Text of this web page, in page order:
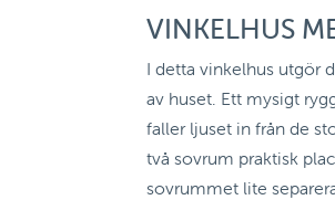
VINKELHUS
I detta vinkelhus utgör
av huset. Ett mysigt
faller ljuset in från de
två sovrum praktisk
sovrummet lite